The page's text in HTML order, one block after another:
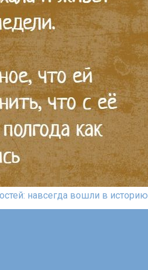
навсегда вошли в историю